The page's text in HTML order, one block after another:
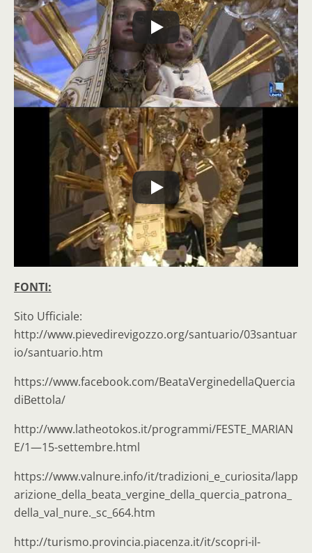
FONTI:
Sito Ufficiale:
http://www.pievedirevigozzo.org/santuario/03santuar
io/santuario.htm
https://www.facebook.com/BeataVerginedellaQuercia
diBettola/
http://www.latheotokos.it/programmi/FESTE_MARIAN
E/1—15-settembre.html
https://www.valnure.info/it/tradizioni_e_curiosita/lapp
arizione_della_beata_vergine_della_quercia_patrona_
della_val_nure._sc_664.htm
http://turismo.provincia.piacenza.it/it/scopri-il-